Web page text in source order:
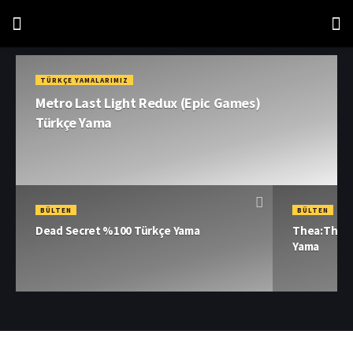
TÜRKÇE YAMALARIMIZ
Metro Last Light Redux (Epic Games)
Türkçe Yama
BÜLTEN
Dead Secret %100 Türkçe Yama
BÜLTEN
Thea:The
Yama